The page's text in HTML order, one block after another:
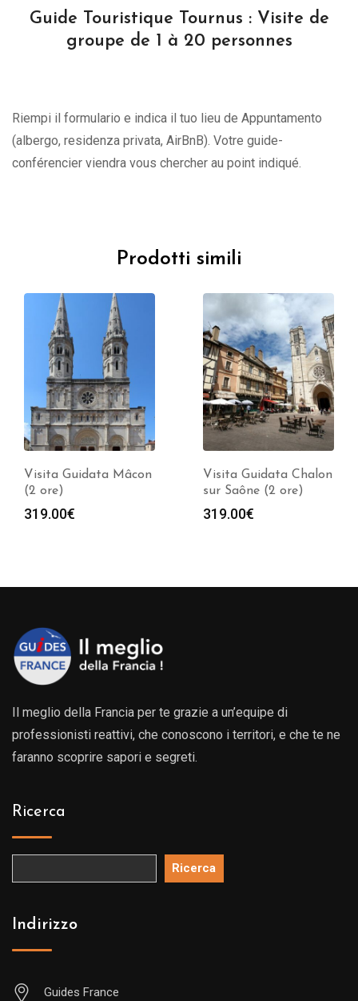
Guide Touristique Tournus : Visite de
groupe de 1 à 20 personnes
Riempi il formulario e indica il tuo lieu de Appuntamento
(albergo, residenza privata, AirBnB). Votre guide-
conférencier viendra vous chercher au point indiqué.
Prodotti simili
Visita Guidata Mâcon
(2 ore)
319.00€
Visita Guidata Chalon
sur Saône (2 ore)
319.00€
Il meglio della Francia per te grazie a un’equipe di
professionisti reattivi, che conoscono i territori, e che te ne
faranno scoprire sapori e segreti.
Ricerca
Ricerca
Indirizzo
Guides France